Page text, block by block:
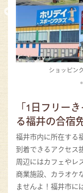
ショッピン
「1日フリー
る福井の合宿
福井市内に所在する
到着できるアクセス
周辺にはカフェやレ
商業施設、カラオケ
ませんよ！福井市に